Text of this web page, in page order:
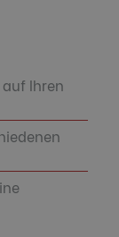
Ihren